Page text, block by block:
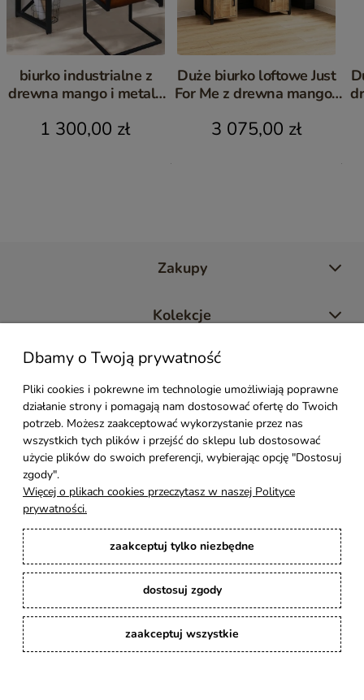
biurko industrialne z
drewna mango i metalu
1 300,00 zł
Duże biurko loftowe Just
For Me z drewna mango i
3 075,00 zł
Zakupy
Kolekcje
Moje konto
Pomoc
Styl Mebli
Rodzaje drewna
Kontakt
Karina Meble
: Ręcznie robione meble indyjskie, loftowe, industrialne i boho z
litego drewna. | Copyright © 2008–2026
Dbamy o Twoją prywatność
Pliki cookies i pokrewne im technologie umożliwiają poprawne
działanie strony i pomagają nam dostosować ofertę do Twoich
potrzeb. Możesz zaakceptować wykorzystanie przez nas
wszystkich tych plików i przejść do sklepu lub dostosować
użycie plików do swoich preferencji, wybierając opcję "Dostosuj
zgody".
Więcej o plikach cookies przeczytasz w naszej Polityce
prywatności.
zaakceptuj tylko niezbędne
dostosuj zgody
zaakceptuj wszystkie